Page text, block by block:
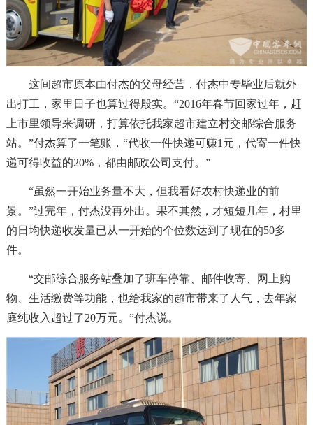
这间超市原本由付杰的父母经营，付杰中专毕业后就外
出打工，家里日子也算过得殷实。“2016年春节回家过年，赶
上市里领导来调研，打算依托我家超市建立村交邮综合服务
站。”付杰算了一笔账，“代收一件快递可赚1元，代寄一件快
递可得收益的20%，都由邮政公司支付。”
“虽然一开始业务量不大，但我看好农村快递业的前
景。”过完年，付杰没再外出。果不其然，才短短几年，村里
的日均快递收发量已从一开始的个位数达到了现在的50多
件。
“交邮综合服务站叠加了班车停靠、邮件收寄、网上购
物、生活缴费等功能，也给我家的超市带来了人气，去年家
庭纯收入超过了20万元。”付杰说。